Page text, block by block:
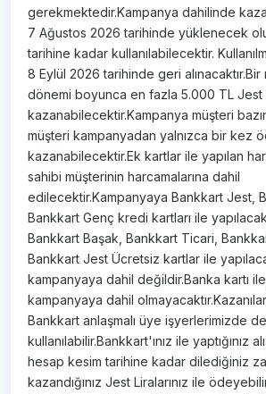
gerekmektedir.Kampanya dahilinde
7 Ağustos 2026 tarihinde yüklenecek
tarihine kadar kullanılabilecektir.
8 Eylül 2026 tarihinde geri
dönemi boyunca en fazla 5.000 TL Jest
kazanabilecektir.Kampanya müşteri
müşteri kampanyadan yalnızca bir kez
kazanabilecektir.Ek kartlar ile yapılan
sahibi müşterinin harcamalarına dahil
edilecektir.Kampanyaya Bankkart Jest,
Bankkart Genç kredi kartları ile
Bankkart Başak, Bankkart Ticari,
Bankkart Jest Ücretsiz kartlar ile
kampanyaya dahil değildir.Banka kartı
kampanyaya dahil
Bankkart anlaşmalı üye işyerlerimizde de
kullanılabilir.Bankkart'ınız ile yaptığınız
hesap kesim tarihine kadar dilediğiniz
kazandığınız Jest Liralarınız ile